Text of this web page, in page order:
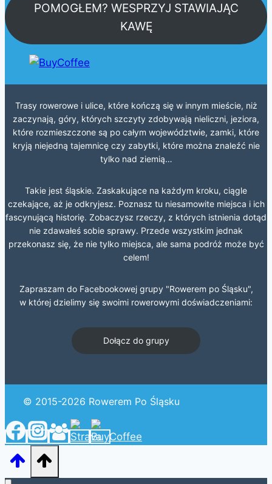
POMOGŁEM? WESPRZYJ STAWIAJĄC
KAWĘ
Trasy rowerowe i ulice, które kończą się w innym mieście, niż
zaczynają, góry, których szczyty zdobywają nieliczni, jeziora,
które rozmieszczone są po całym województwie, zamki, które
kryją niejedną tajemnicę czy zabytki, które można znaleźć nie
tylko nad ziemią…
Takie jest śląskie. Zaskakujące na każdym kroku, ciągle
czekające, aż je odkryjesz. Poznasz tu niesamowite miejsca i ich
fascynującą historię. Zobaczysz rzeczy, z których istnienia dotąd
nie zdawałeś sobie sprawy. Przede wszystkim jednak
przekonasz się, że nie tylko miejsca, ale sama podróż może być
celem!
Zapraszam do Facebookowej grupy "Rowerem po Śląsku",
w której dzielimy się swoimi rowerowymi doświadczeniami:
Dołącz do grupy
© 2015-2026 Rowerem Po Śląsku